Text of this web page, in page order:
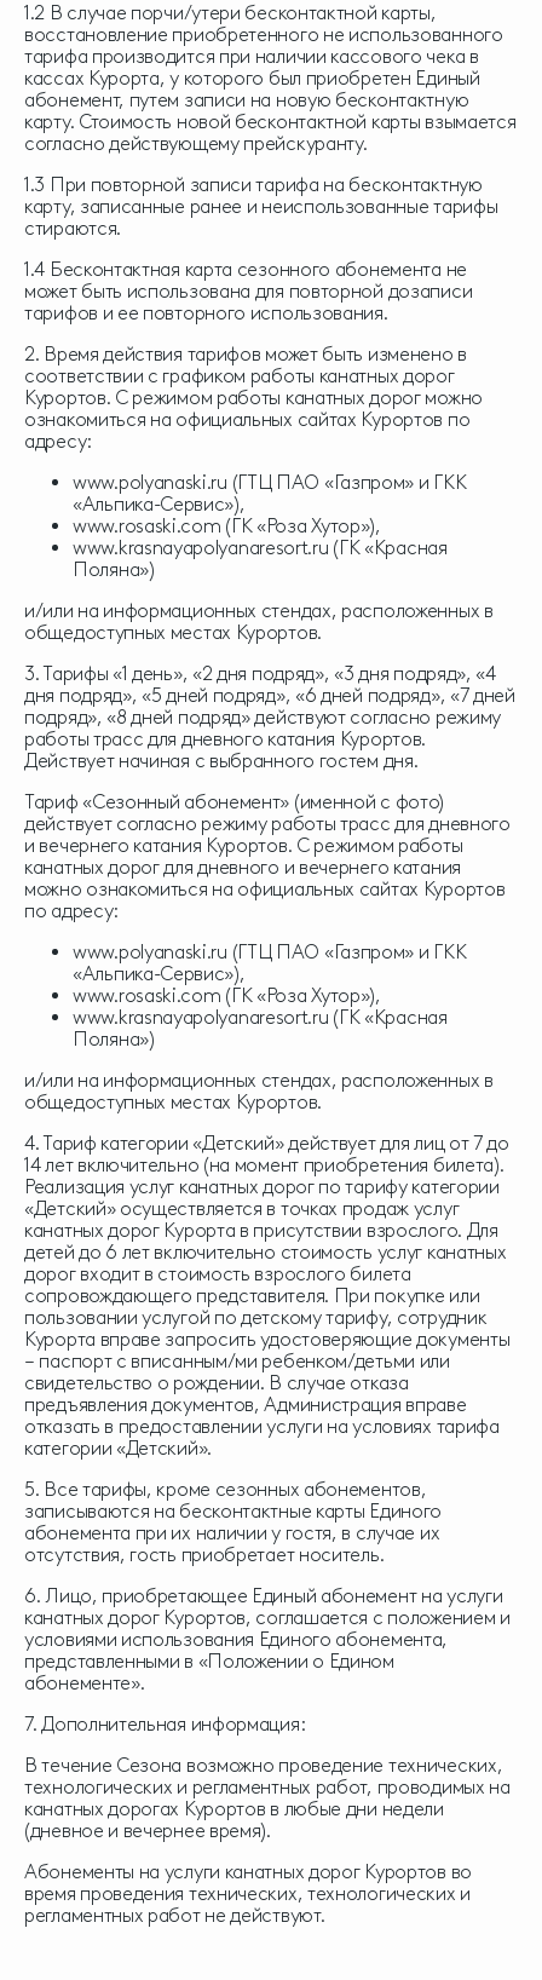
1.2 В случае порчи/утери бесконтактной карты,
восстановление приобретенного не использованного
тарифа производится при наличии кассового чека в
кассах Курорта, у которого был приобретен Единый
абонемент, путем записи на новую бесконтактную
карту. Стоимость новой бесконтактной карты взымается
согласно действующему прейскуранту.
1.3 При повторной записи тарифа на бесконтактную
карту, записанные ранее и неиспользованные тарифы
стираются.
1.4 Бесконтактная карта сезонного абонемента не
может быть использована для повторной дозаписи
тарифов и ее повторного использования.
2. Время действия тарифов может быть изменено в
соответствии с графиком работы канатных дорог
Курортов. С режимом работы канатных дорог можно
ознакомиться на официальных сайтах Курортов по
адресу:
www.polyanaski.ru (ГТЦ ПАО «Газпром» и ГКК
«Альпика-Сервис»),
www.rosaski.com (ГК «Роза Хутор»),
www.krasnayapolyanaresort.ru (ГК «Красная
Поляна»)
и/или на информационных стендах, расположенных в
общедоступных местах Курортов.
3. Тарифы «1 день», «2 дня подряд», «3 дня подряд», «4
дня подряд», «5 дней подряд», «6 дней подряд», «7 дней
подряд», «8 дней подряд» действуют согласно режиму
работы трасс для дневного катания Курортов.
Действует начиная с выбранного гостем дня.
Тариф «Сезонный абонемент» (именной с фото)
действует согласно режиму работы трасс для дневного
и вечернего катания Курортов. С режимом работы
канатных дорог для дневного и вечернего катания
можно ознакомиться на официальных сайтах Курортов
по адресу:
www.polyanaski.ru (ГТЦ ПАО «Газпром» и ГКК
«Альпика-Сервис»),
www.rosaski.com (ГК «Роза Хутор»),
www.krasnayapolyanaresort.ru (ГК «Красная
Поляна»)
и/или на информационных стендах, расположенных в
общедоступных местах Курортов.
4. Тариф категории «Детский» действует для лиц от 7 до
14 лет включительно (на момент приобретения билета).
Реализация услуг канатных дорог по тарифу категории
«Детский» осуществляется в точках продаж услуг
канатных дорог Курорта в присутствии взрослого. Для
детей до 6 лет включительно стоимость услуг канатных
дорог входит в стоимость взрослого билета
сопровождающего представителя. При покупке или
пользовании услугой по детскому тарифу, сотрудник
Курорта вправе запросить удостоверяющие документы
– паспорт с вписанным/ми ребенком/детьми или
свидетельство о рождении. В случае отказа
предъявления документов, Администрация вправе
отказать в предоставлении услуги на условиях тарифа
категории «Детский».
5. Все тарифы, кроме сезонных абонементов,
записываются на бесконтактные карты Единого
абонемента при их наличии у гостя, в случае их
отсутствия, гость приобретает носитель.
6. Лицо, приобретающее Единый абонемент на услуги
канатных дорог Курортов, соглашается с положением и
условиями использования Единого абонемента,
представленными в «Положении о Едином
абонементе».
7. Дополнительная информация:
В течение Сезона возможно проведение технических,
технологических и регламентных работ, проводимых на
канатных дорогах Курортов в любые дни недели
(дневное и вечернее время).
Абонементы на услуги канатных дорог Курортов во
время проведения технических, технологических и
регламентных работ не действуют.